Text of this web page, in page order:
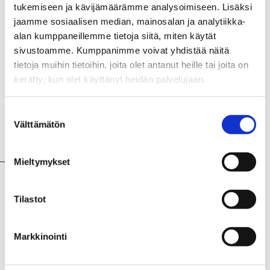
tukemiseen ja kävijämäärämme analysoimiseen. Lisäksi
jaamme sosiaalisen median, mainosalan ja analytiikka-
alan kumppaneillemme tietoja siitä, miten käytät
sivustoamme. Kumppanimme voivat yhdistää näitä
tietoja muihin tietoihin, joita olet antanut heille tai joita on
kerätty, kun olet käyttänyt heidän palvelujaan.
valinta
Välttämätön
Mieltymykset
Tilastot
Markkinointi
SPACECONOMY - Kestävää talouskasvua
avaruustalouden kautta (2025 - 2028)
Boosting Space Business – the Aurora Region Space
Economy Ecosystem (2023 - 2026)
INdoor navigation from CUBesAt TEchnology
(INCUBATE) (2021 - 2024)